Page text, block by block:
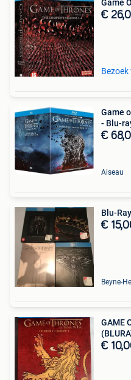
Game
€
Game
- Blu-
€
Aiseau
Blu-
€
Beyne-
GAME
€